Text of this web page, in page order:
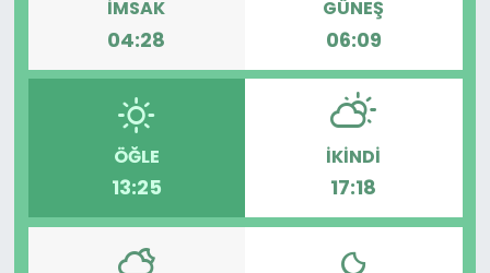
İMSAK
04:28
GÜNEŞ
06:09
ÖĞLE
13:25
İKINDI
17:18
Magazin
Nöbetçi Eczaneler
Otomobil Dünyası